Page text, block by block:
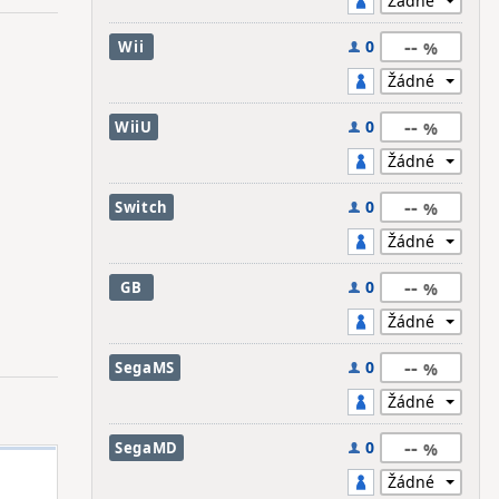
Wii 0 --
WiiU 0 --
Switch 0 --
GB 0 --
SegaMS 0 --
SegaMD 0 --